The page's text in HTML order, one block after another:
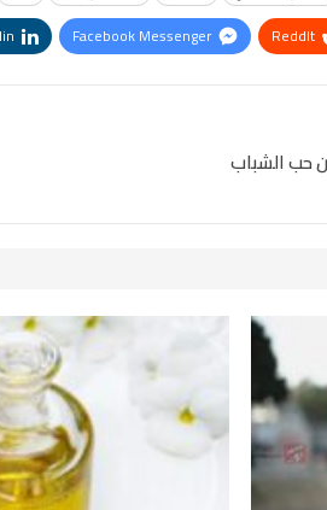
ReddIt
Facebook Messenger